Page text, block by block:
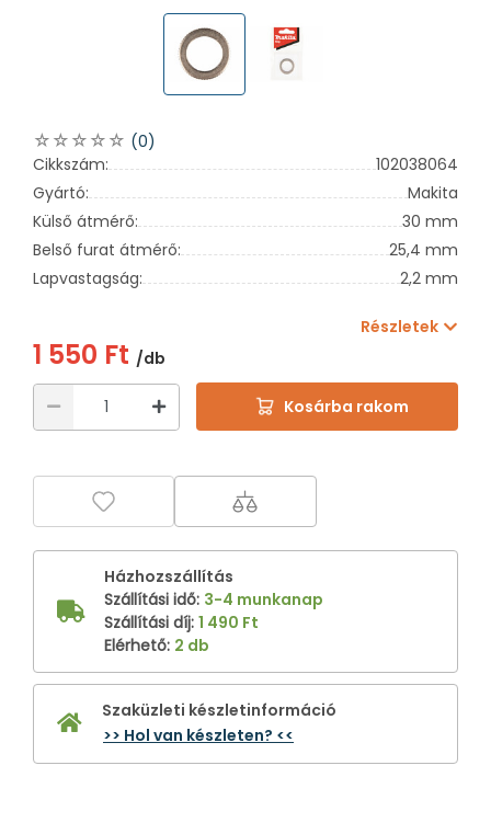
(0)
Cikkszám:
102038064
Gyártó:
Makita
Külső átmérő:
30 mm
Belső furat átmérő:
25,4 mm
Lapvastagság:
2,2 mm
Részletek
1 550 Ft /db
Kosárba rakom
Házhozszállítás
Szállítási idő: 3-4 munkanap
Szállítási díj: 1 490 Ft
Elérhető: 2 db
Szaküzleti készletinformáció
>> Hol van készleten? <<